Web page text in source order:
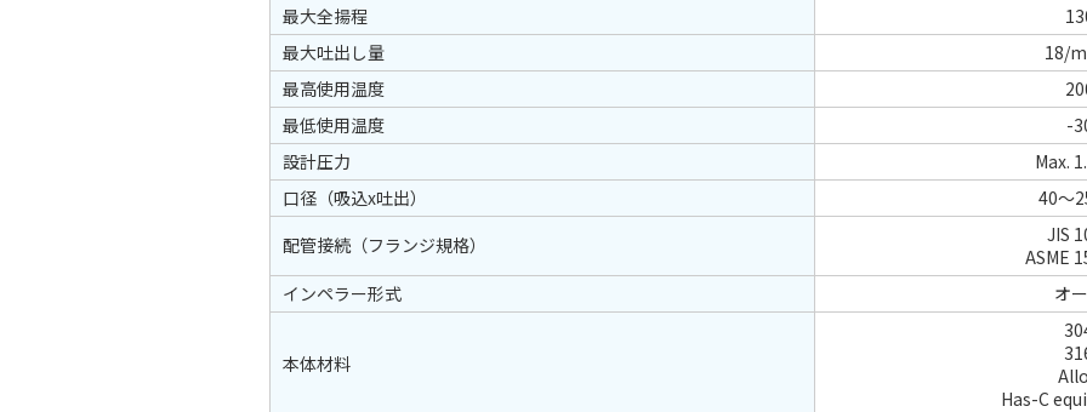
最大全揚程
最大吐出し量
18/m
最高使用温度
最低使用温度
-
設計圧力
Max.
口径 （吸込x吐出）
40～
配管接続（フランジ規格）
JIS
ASME
インペラー形式
オ
本体材料
Has-C